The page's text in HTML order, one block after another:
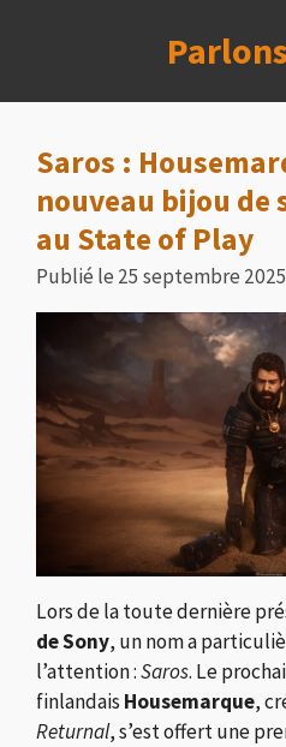
Saros :
nouveau bijou de
au State of Play
Publié le 25 septembre
Lors de la toute dernière
de Sony, un nom a
l’attention :Saros. Le
finlandaisHousemarque,
Returnal, s’est offert une